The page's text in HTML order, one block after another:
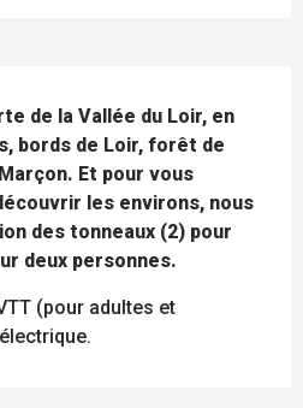
de la Vallée du Loir, en
bords de Loir, forêt de
Et pour vous
les environs, nous
des tonneaux (2) pour
deux personnes.
(pour adultes et